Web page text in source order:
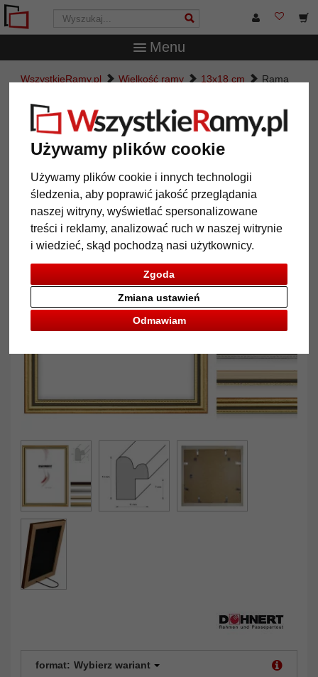
Używamy plików cookie
Używamy plików cookie i innych technologii
śledzenia, aby poprawić jakość przeglądania
naszej witryny, wyświetlać spersonalizowane
treści i reklamy, analizować ruch w naszej witrynie
i wiedzieć, skąd pochodzą nasi użytkownicy.
Zgoda
Odmawiam
Zmiana ustawień
Menu
WszystkieRamy.pl Wielkość ramy 13x18 cm
Rama
Rama drewniana Amersham
format: Wybierz wariant